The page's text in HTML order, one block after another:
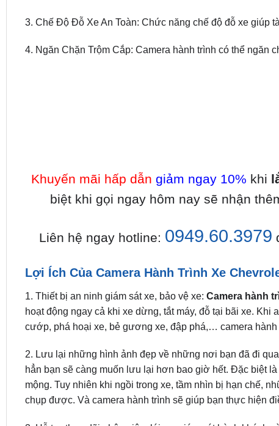
3. Chế Độ Đỗ Xe An Toàn: Chức năng chế độ đỗ xe giúp
4. Ngăn Chặn Trộm Cắp: Camera hành trình có thể ngăn
Khuyến mãi hấp dẫn giảm ngay 10% khi
biệt khi gọi ngay hôm nay sẽ nhận
Liên hệ ngay hotline: 0949.60.3979
Lợi Ích Của Camera Hành Trình Xe
1. Thiết bị an ninh giám sát xe, bảo vệ xe: Camera hành
hoạt động ngay cả khi xe dừng, tắt máy, đỗ tại bãi xe. Khi
cướp, phá hoại xe, bẻ gương xe, đập phá,… camera
2. Lưu lại những hình ảnh đẹp về những nơi bạn đã đi
hẳn bạn sẽ càng muốn lưu lại hơn bao giờ hết. Đặc biệt
mộng. Tuy nhiên khi ngồi trong xe, tầm nhìn bị hạn chế,
chụp được. Và camera hành trình sẽ giúp bạn thực hiện